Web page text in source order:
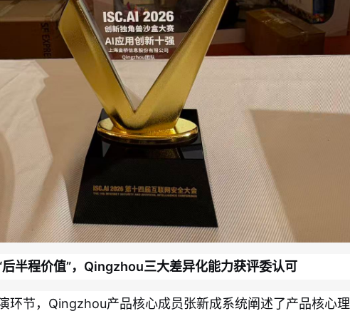
后半程价值”，Qingzhou三大差异化能力获评委认可
环节，Qingzhou产品核心成员张新成系统阐述了产品核心理